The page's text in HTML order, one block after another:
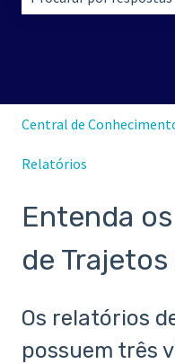
Central de
Relatórios
Entenda
de
Os relatórios
possuem três